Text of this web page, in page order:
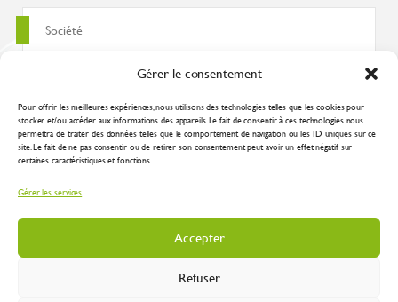
Gérer le consentement
Pour offrir les meilleures expériences, nous utilisons des technologies telles que les cookies pour
stocker et/ou accéder aux informations des appareils. Le fait de consentir à ces technologies nous
permettra de traiter des données telles que le comportement de navigation ou les ID uniques sur ce
site. Le fait de ne pas consentir ou de retirer son consentement peut avoir un effet négatif sur
certaines caractéristiques et fonctions.
Gérer les services
Accepter
Refuser
J'accepte que ces données soient utilisées pour traiter ma demande